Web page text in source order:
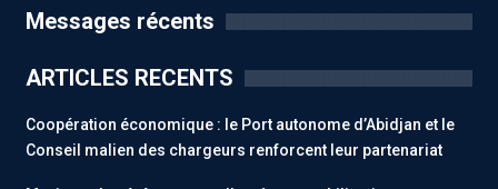
Messages récents
ARTICLES RECENTS
Coopération économique : le Port autonome d’Abidjan et le
Conseil malien des chargeurs renforcent leur partenariat